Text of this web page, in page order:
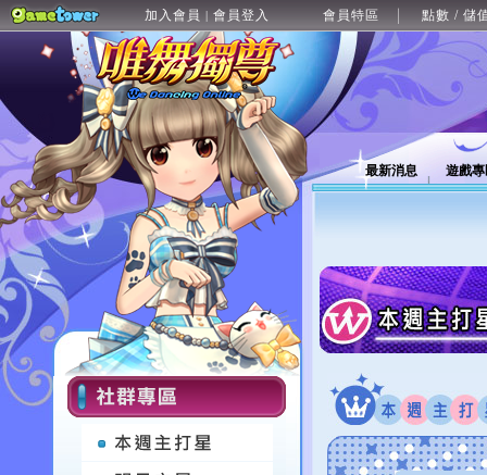
加入會員 | 會員登入 會員特區 點數 / 儲
最新消息 遊戲